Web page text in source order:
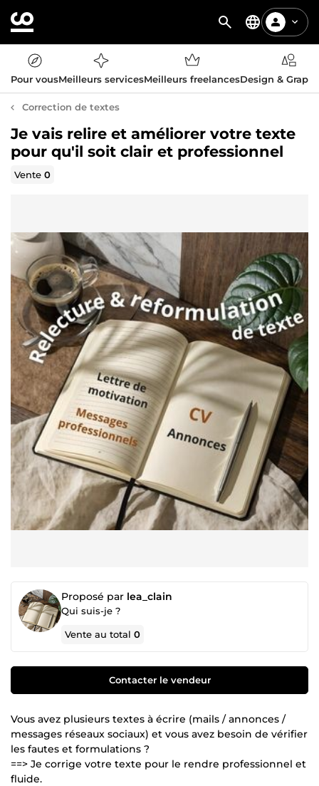
Pour vousMeilleurs servicesMeilleurs freelancesDesign &
Correction de textes
Je vais relire et améliorer votre texte
pour qu'il soit clair et professionnel
Vente0
Proposé par lea_clain
Qui suis-je ?
Vente au total0
Contacter le vendeur
Vous avez plusieurs textes à écrire (mails / annonces /
messages réseaux sociaux) et vous avez besoin de vérifier
les fautes et formulations ?
==> Je corrige votre texte pour le rendre professionnel et
fluide.